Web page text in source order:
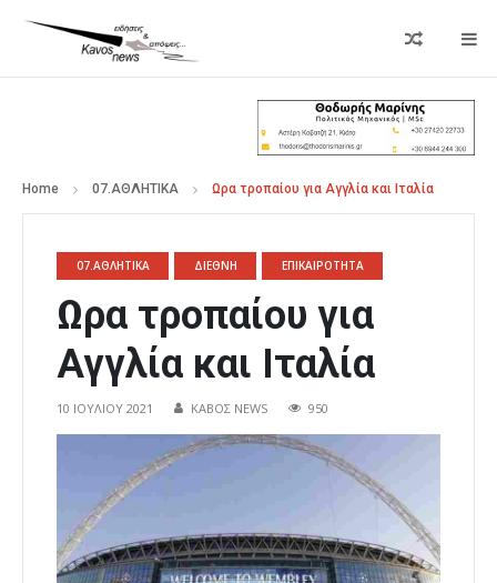
Home 07.ΑΘΛΗΤΙΚΑ Ωρα τροπαίου για Αγγλία και Ιταλία
07.ΑΘΛΗΤΙΚΑ ΔΙΕΘΝΗ ΕΠΙΚΑΙΡΟΤΗΤΑ
Ωρα τροπαίου για
Αγγλία και Ιταλία
10 ΙΟΥΛΊΟΥ 2021 ΚΑΒΟΣ NEWS 950